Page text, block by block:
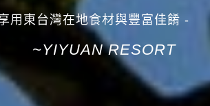
用東台灣在地食材與豐富佳餚 -
~YIYUAN RESORT